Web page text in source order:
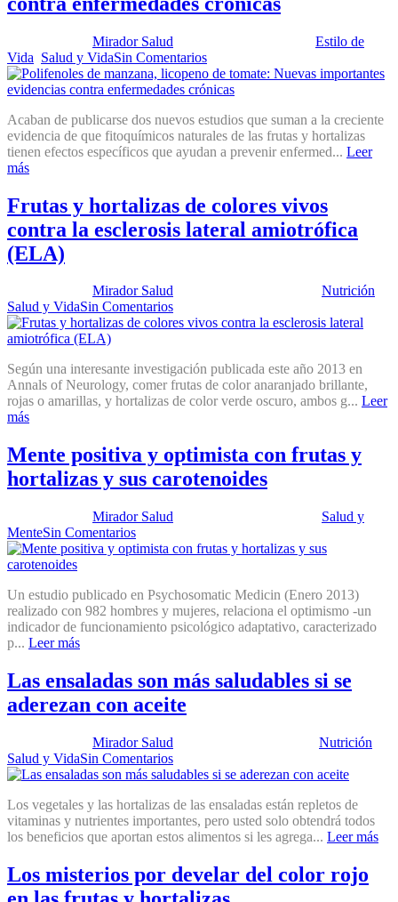
Mirador Salud
Estilo de
Vida Salud y VidaSin Comentarios
Acaban de publicarse dos nuevos estudios que suman a la creciente
evidencia de que fitoquímicos naturales de las frutas y hortalizas
tienen efectos específicos que ayudan a prevenir enfermed... Leer
más
Frutas y hortalizas de colores vivos
contra la esclerosis lateral amiotrófica
(ELA)
Mirador Salud Nutrición
Salud y VidaSin Comentarios
Según una interesante investigación publicada este año 2013 en
Annals of Neurology, comer frutas de color anaranjado brillante,
rojas o amarillas, y hortalizas de color verde oscuro, ambos g... Leer
más
Mente positiva y optimista con frutas y
hortalizas y sus carotenoides
Mirador Salud
Salud y
MenteSin Comentarios
Un estudio publicado en Psychosomatic Medicin (Enero 2013)
realizado con 982 hombres y mujeres, relaciona el optimismo -un
indicador de funcionamiento psicológico adaptativo, caracterizado
p... Leer más
Las ensaladas son más saludables si se
aderezan con aceite
Mirador Salud Nutrición
Salud y VidaSin Comentarios
Los vegetales y las hortalizas de las ensaladas están repletos de
vitaminas y nutrientes importantes, pero usted solo obtendrá todos
los beneficios que aportan estos alimentos si les agrega... Leer más
Los misterios por develar del color rojo